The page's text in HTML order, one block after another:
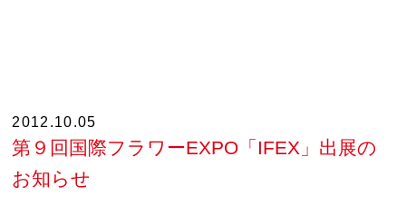
2012.10.05
第９回国際フラワーEXPO「IFEX」出展の
お知らせ